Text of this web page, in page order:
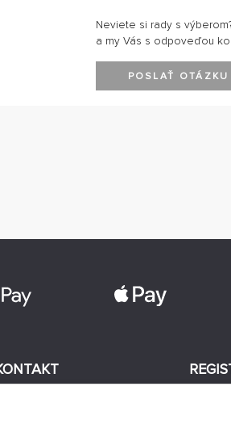
Neviete si rady s
a my Vás s odpoveďou
POSLAŤ OTÁZKU